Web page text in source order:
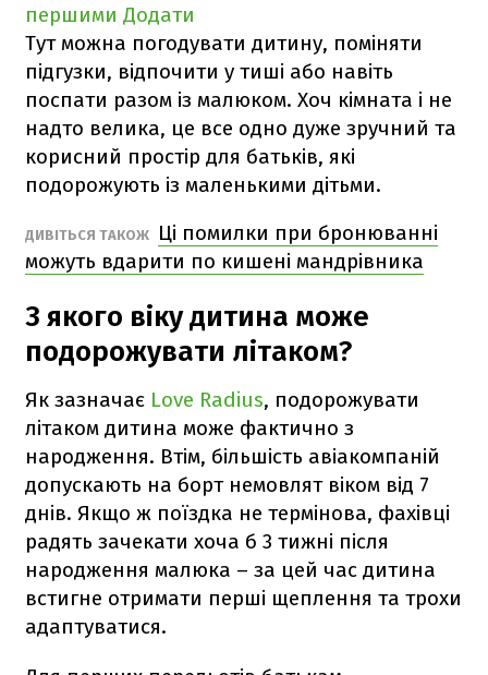
першими Додати
Тут можна погодувати дитину, поміняти
підгузки, відпочити у тиші або навіть
поспати разом із малюком. Хоч кімната і не
надто велика, це все одно дуже зручний та
корисний простір для батьків, які
подорожують із маленькими дітьми.
ДИВІТЬСЯ ТАКОЖ
Ці помилки при бронюванні
можуть вдарити по кишені мандрівника
З якого віку дитина може
подорожувати літаком?
Як зазначає Love Radius, подорожувати
літаком дитина може фактично з
народження. Втім, більшість авіакомпаній
допускають на борт немовлят віком від 7
днів. Якщо ж поїздка не термінова, фахівці
радять зачекати хоча б 3 тижні після
народження малюка – за цей час дитина
встигне отримати перші щеплення та трохи
адаптуватися.